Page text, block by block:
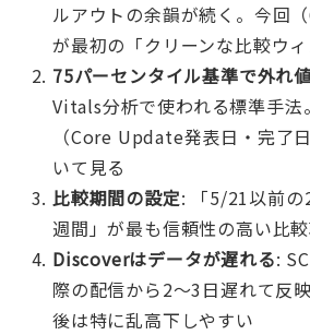
ルアウトの余韻が続く。今回
が最初の「クリーンな比較ウィ
75パーセンタイル基準で外れ
Vitals分析で使われる標準手法
（Core Update発表日・完了
いて見る
比較期間の設定: 「5/21以前
週間」が最も信頼性の高い比
Discoverはデータが遅れる:
際の配信から2〜3日遅れて反
後は特に乱高下しやすい